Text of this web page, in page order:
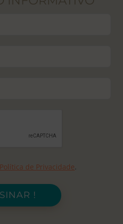
Política de Privacidade.
!